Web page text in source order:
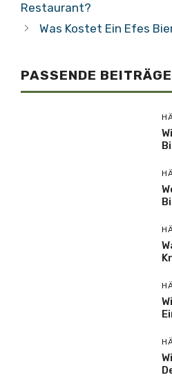
Restaurant?
Was Kostet Ein Efes
PASSENDE BEITRÄGE